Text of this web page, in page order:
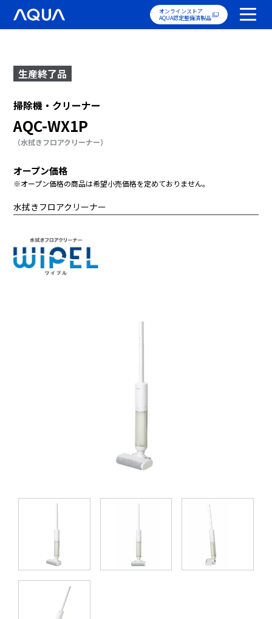
オンラインストア
AQUA認定整備済製品
生産終了品
掃除機・クリーナー
AQC-WX1P
（水拭きフロアクリーナー）
オープン価格
※オープン価格の商品は希望小売価格を定めておりません。
水拭きフロアクリーナー